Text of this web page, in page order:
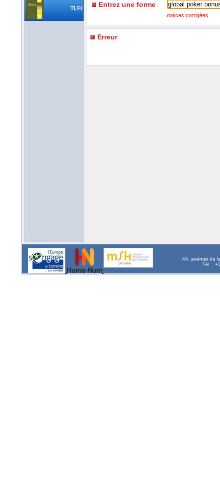
TLFi Entrez une forme
notices corrigées
Erreur
44, avenue de
Tél. :